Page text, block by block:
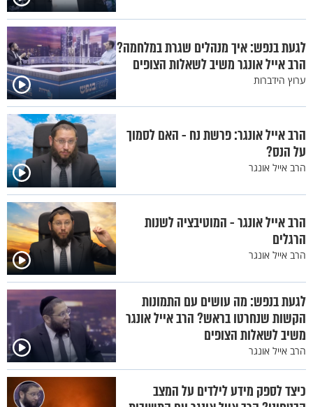
לגעת בנפש: איך מנהלים שגרת במלחמה?
הרב אייל אונגר משיב לשאלות הצופים
ערוץ הידברות
הרב אייל אונגר: פרשת נח - האם לסמוך
על הנס?
הרב אייל אונגר
הרב אייל אונגר - המוטיבציה לשנות
הרגלים
הרב אייל אונגר
לגעת בנפש: מה עושים עם התמונות
הקשות שנחרטו בראש? הרב אייל אונגר
משיב לשאלות הצופים
הרב אייל אונגר
כיצד לספק מידע לילדים על המצב